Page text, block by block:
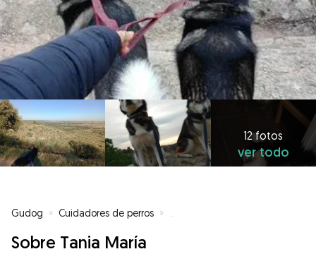
12 fotos
ver todo
Gudog » Cuidadores de perros »
Sobre Tania María